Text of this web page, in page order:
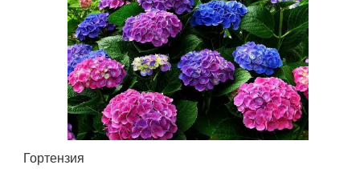
Гортензия